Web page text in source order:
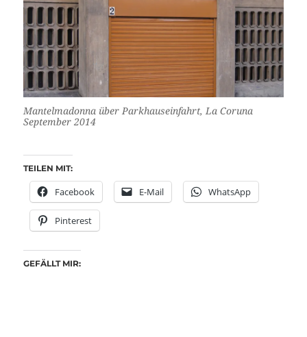
Mantelmadonna über Parkhauseinfahrt, La Coruna
September 2014
TEILEN MIT:
Facebook E-Mail WhatsApp
Pinterest
GEFÄLLT MIR: